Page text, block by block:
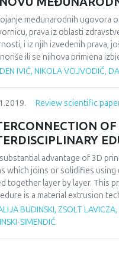
nađen balans između
momentu ne vidi političku
nepredvidljiv, a javljaju se i
međunarodnih ugovora
prava iz oblasti
i iz njih izvedenih prava,
ili se njihova primjena
usluga po ugovorima, ali
i zdravstvena ustanova
kao i da se primjena
IVIĆ, NIKOLA VOJVODIĆ,
Review scientific
advantage of 3D
which joins or solidifies
together layer by layer. This
is a material extrusion
prototypes for
learning experience for
high school curriculum, but
BUDINSKI, ZSOLT
SIMENDIĆ